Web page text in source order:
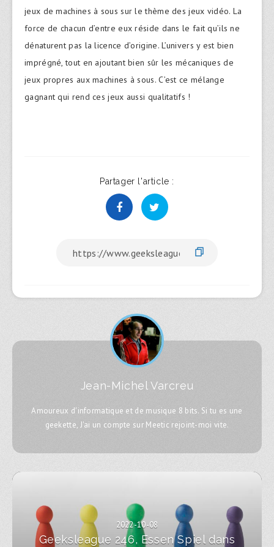
jeux de machines à sous sur le thème des jeux vidéo. La
force de chacun d’entre eux réside dans le fait qu’ils ne
dénaturent pas la licence d’origine. L’univers y est bien
imprégné, tout en ajoutant bien sûr les mécaniques de
jeux propres aux machines à sous. C’est ce mélange
gagnant qui rend ces jeux aussi qualitatifs !
Partager l'article :
Jean-Michel Varcreu
Amoureux d'informatique et de musique 8 bits. Si tu es une
geekette, J'ai un compte sur Meetic rejoint-moi vite.
2022-10-08
Geeksleague 246, Essen Spiel dans